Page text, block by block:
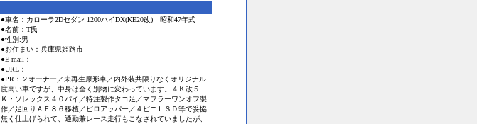
●車名：カローラ2Dセダン 1200ハイDX(KE20改) 昭和47年式
●名前：T氏
●性別:男
●お住まい：兵庫県姫路市
●E-mail：
●URL：
●PR：２オーナー／未再生原形車／内外装共限りなくオリジナル
度高い車ですが、中身は全く別物に変わっています。４Ｋ改５
Ｋ・ソレックス４０パイ／特注製作タコ足／マフラーワンオフ製
作／足回りＡＥ８６移植／ピロアッパー／４ピニＬＳＤ等で妥協
無く仕上げられて、通勤兼レース走行もこなされていましたが、